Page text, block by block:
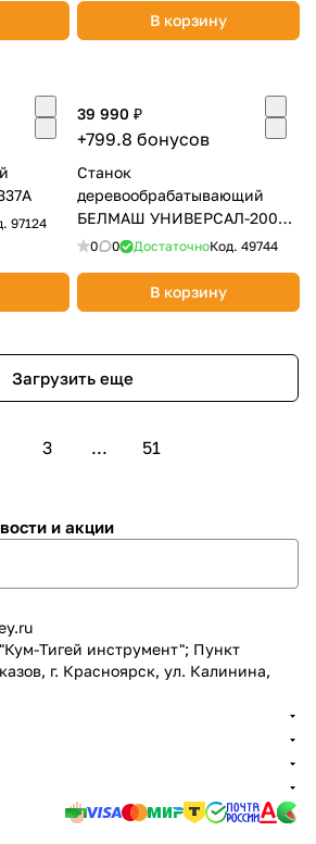
В корзину
97124
39 990 ₽
+799.8 бонусов
Станок
деревообрабатывающий
БЕЛМАШ УНИВЕРСАЛ-2000
S001A
0 0 ДостаточноКод. 49744
В корзину
Загрузить еще
3 ... 51
и акции
Тигей инструмент"; Пункт
г. Красноярск, ул. Калинина,